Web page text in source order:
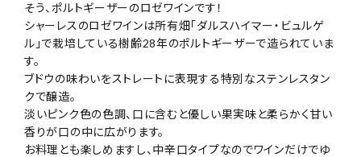
そう、ポルトギーザーのロゼワインです！
シャーレスのロゼワインは所有畑「ダルスハイマー・ビュルゲ
ル」で栽培している樹齢28年のポルトギーザーで造られていま
す。
ブドウの味わいをストレートに表現する特別なステンレスタン
クで醸造。
淡いピンク色の色調、口に含むと優しい果実味と柔らかく甘い
香りが口の中に広がります。
お料理とも楽しめますし、中辛口タイプなのでワインだけでゆ